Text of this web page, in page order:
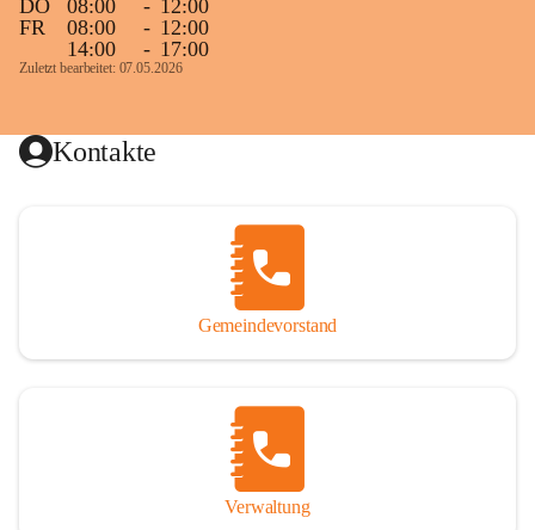
DO
08:00 - 12:00
FR
08:00 - 12:00
14:00
- 17:00
Zuletzt bearbeitet: 07.05.2026
Kontakte
Gemeindevorstand
Verwaltung